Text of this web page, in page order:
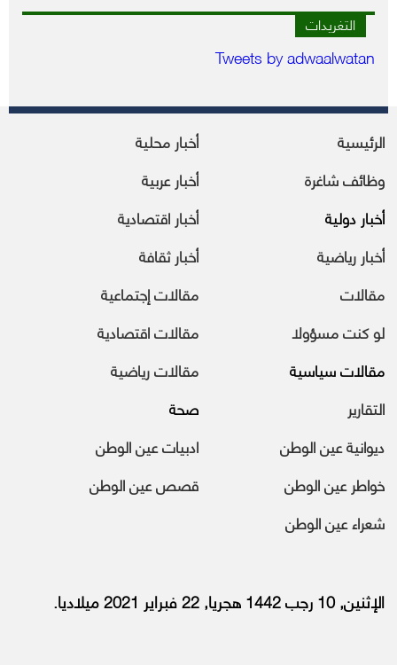
التغريدات
Tweets by adwaalwatan
الرئيسية
أخبار محلية
وظائف شاغرة
أخبار عربية
أخبار دولية
أخبار اقتصادية
أخبار رياضية
أخبار ثقافة
مقالات
مقالات إجتماعية
لو كنت مسؤولا
مقالات اقتصادية
مقالات سياسية
مقالات رياضية
التقارير
صحة
ديوانية عين الوطن
ادبيات عين الوطن
خواطر عين الوطن
قصص عين الوطن
شعراء عين الوطن
الإثنين, 10 رجب 1442 هجريا, 22 فبراير 2021 ميلاديا.